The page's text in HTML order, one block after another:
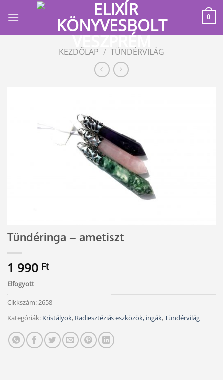
0
KEZDŐLAP / TÜNDÉRVILÁG
Tündéringa – ametiszt
1 990 Ft
Elfogyott
Cikkszám:2658
Kategóriák: Kristályok, Radiesztéziás eszközök, ingák,Tündérvilág